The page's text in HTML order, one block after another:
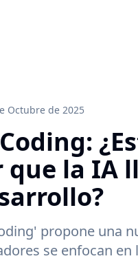
Octubre de 2025
que la IA
propone una
se enfocan en